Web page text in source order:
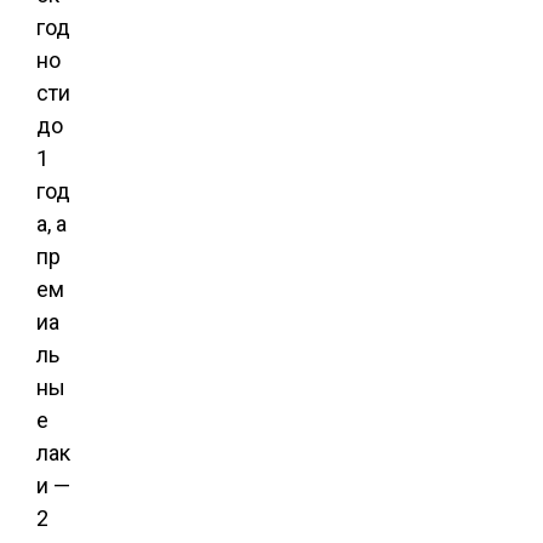
год
но
сти
до
1
год
а, а
пр
ем
иа
ль
ны
е
лак
и —
2